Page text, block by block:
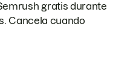
gratis durante
Cancela cuando